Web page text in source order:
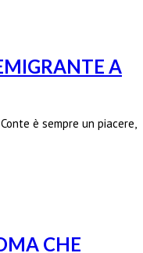
A
è sempre un piacere,
CHE